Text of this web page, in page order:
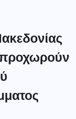
προχωρούν